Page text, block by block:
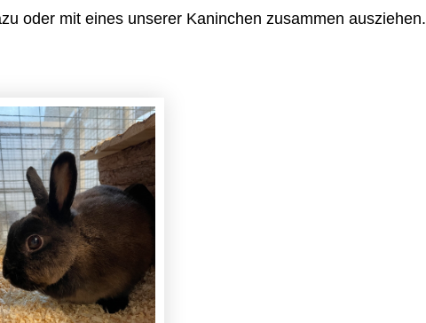
oder mit eines unserer Kaninchen zusammen ausziehen.